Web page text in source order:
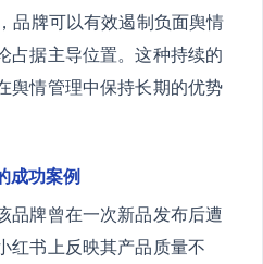
品牌可以有效遏制负面舆情
占据主导位置。这种持续的
舆情管理中保持长期的优势
成功案例
品牌曾在一次新品发布后遭
红书上反映其产品质量不